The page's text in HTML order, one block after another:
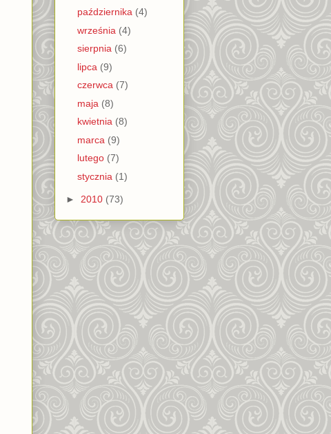
października (4)
września (4)
sierpnia (6)
lipca (9)
czerwca (7)
maja (8)
kwietnia (8)
marca (9)
lutego (7)
stycznia (1)
► 2010 (73)